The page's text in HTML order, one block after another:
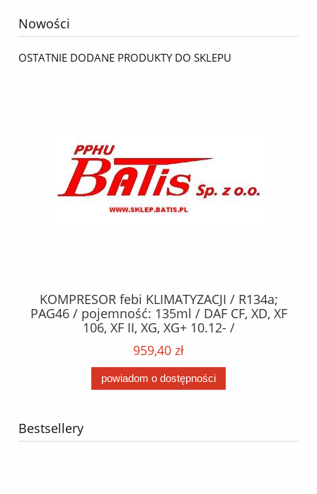
Nowości
OSTATNIE DODANE PRODUKTY DO SKLEPU
KOMPRESOR febi KLIMATYZACJI / R134a;
PAG46 / pojemność: 135ml / DAF CF, XD, XF
106, XF II, XG, XG+ 10.12- /
959,40 zł
powiadom o dostępności
Bestsellery